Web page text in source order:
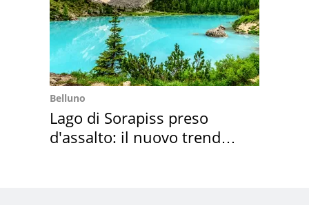
Belluno
Lago di Sorapiss preso
d'assalto: il nuovo trend